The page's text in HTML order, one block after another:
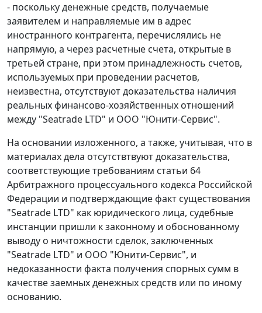
- поскольку денежные средств, получаемые
заявителем и направляемые им в адрес
иностранного контрагента, перечислялись не
напрямую, а через расчетные счета, открытые в
третьей стране, при этом принадлежность счетов,
используемых при проведении расчетов,
неизвестна, отсутствуют доказательства наличия
реальных финансово-хозяйственных отношений
между "Seatrade LTD" и ООО "Юнити-Сервис".
На основании изложенного, а также, учитывая, что в
материалах дела отсутствтвуют доказательства,
соответствующие требованиям статьи 64
Арбитражного процессуального кодекса Российской
Федерации и подтверждающие факт существования
"Seatrade LTD" как юридического лица, судебные
инстанции пришли к законному и обоснованному
выводу о ничтожности сделок, заключенных
"Seatrade LTD" и ООО "Юнити-Сервис", и
недоказанности факта получения спорных сумм в
качестве заемных денежных средств или по иному
основанию.